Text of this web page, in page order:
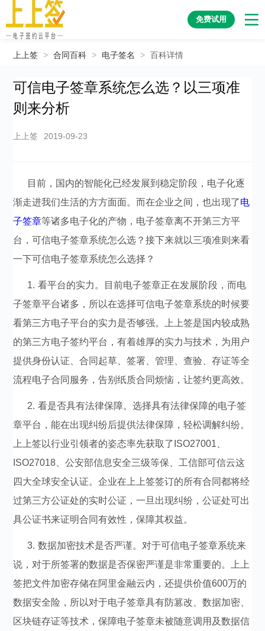
免费试用
上上签 > 合同百科 > 电子签名 > 百科详情
可信电子签章系统怎么选？以三项准
则来分析
上上签 2019-09-23
目前，国内的智能化已经发展到稳定阶段，电子化逐
渐走进我们生活的方方面面。而在企业之间，也出现了电
子签章等诸多电子化的产物，电子签章离不开第三方平
台，可信电子签章系统怎么选？接下来就以三项准则来看
一下可信电子签章系统怎么选择？
1. 看平台的实力。目前电子签章正在发展阶段，而电
子签章平台诸多，所以在选择可信电子签章系统的时候要
看第三方电子平台的实力是否够强。上上签是国内较成熟
的第三方电子签约平台，有着雄厚的实力与技术，为用户
提供身份认证、合同起草、签署、管理、查验、存证等全
流程电子合同服务，告别纸质合同烦恼，让签约更高效。
2. 看是否具有法律保障。选择具有法律保障的电子签
章平台，能在出现纠纷后提供法律保障，轻松调解纠纷。
上上签以行业引领者的姿态率先获取了ISO27001、
ISO27018、公安部信息安全三级等保、工信部可信云这
四大全球安全认证。企业在上上签签订的所有合同都将经
过第三方公证处的实时公证，一旦出现纠纷，公证处可出
具公证书来证明合同有效性，保障其权益。
3. 数据加密技术是否严谨。对于可信电子签章系统来
说，对于所签署的数据是否保密严谨是非常重要的。上 上
签把文件加密存储在阿里金融云内，还提供价值600万的
数据安全险，所以对于电子签章具有防篡改、数据加密、
区块链存证等技术，保障电子签章未被随意调用及数据信